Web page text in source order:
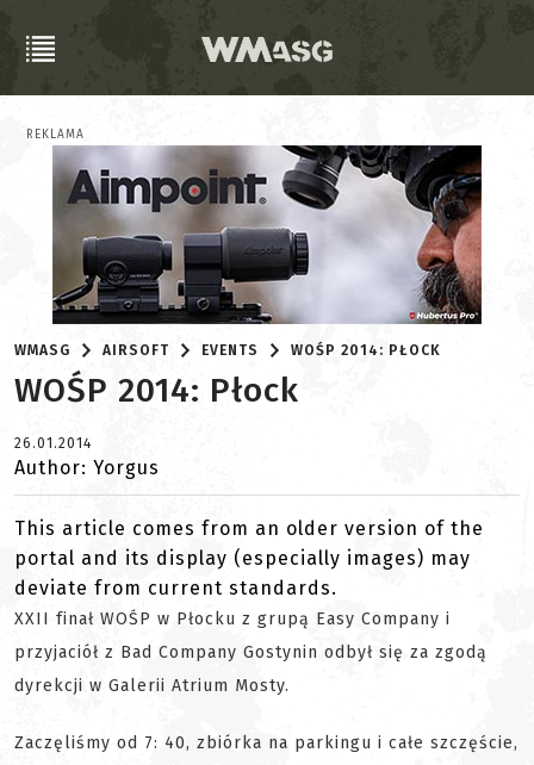
REKLAMA
WMASG AIRSOFT EVENTS WOŚP 2014: PŁOCK
WOŚP 2014: Płock
26.01.2014
Author: Yorgus
This article comes from an older version of the
portal and its display (especially images) may
deviate from current standards.
XXII finał WOŚP w Płocku z grupą Easy Company i
przyjaciół z Bad Company Gostynin odbył się za zgodą
dyrekcji w Galerii Atrium Mosty.
Zaczęliśmy od 7: 40, zbiórka na parkingu i całe szczęście,